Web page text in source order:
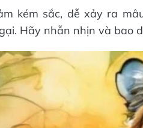
kém sắc, dễ xảy ra
Hãy nhẫn nhịn và bao